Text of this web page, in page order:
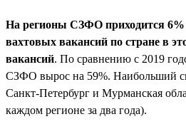
На регионы СЗФО приходится 6%
вахтовых вакансий по стране в
вакансий. По сравнению с 2019
СЗФО вырос на 59%. Наибольший
Санкт-Петербург и Мурманская
каждом регионе за два года).